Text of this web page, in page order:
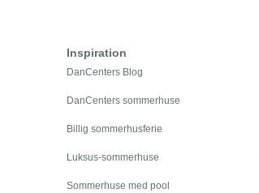
Inspiration
DanCenters Blog
DanCenters sommerhuse
Billig sommerhusferie
Luksus-sommerhuse
Sommerhuse med pool